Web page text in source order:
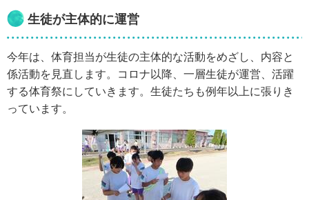
生徒が主体的に運営
今年は、体育担当が生徒の主体的な活動をめざし、内容と
係活動を見直します。コロナ以降、一層生徒が運営、活躍
する体育祭にしていきます。生徒たちも例年以上に張りき
っています。